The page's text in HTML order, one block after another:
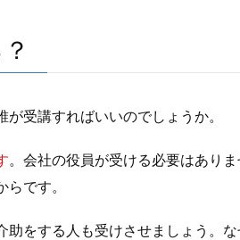
が受講すればいいのでしょうか。
。会社の役員が受ける必要はあり
です。
助をする人も受けさせましょう。